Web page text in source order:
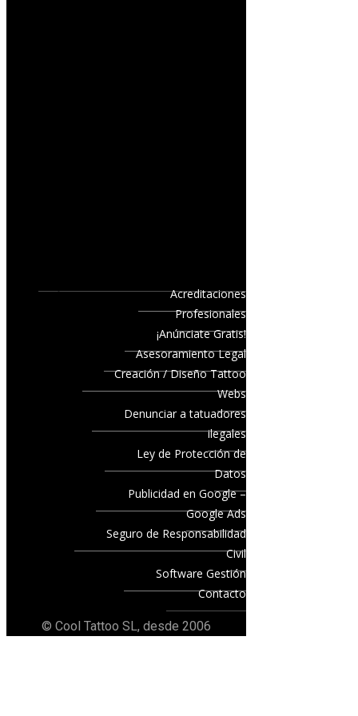
Acreditaciones
Profesionales
¡Anúnciate Gratis!
Asesoramiento Legal
Creación / Diseño Tattoo
Webs
Denunciar a tatuadores
ilegales
Ley de Protección de
Datos
Publicidad en Google –
Google Ads
Seguro de Responsabilidad
Civil
Software Gestión
Contacto
© Cool Tattoo SL, desde 2006